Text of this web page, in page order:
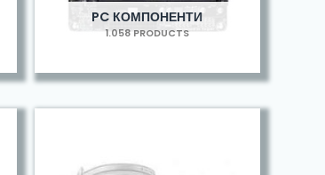
PC КОМПОНЕНТИ
1.058 PRODUCTS